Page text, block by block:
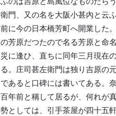
衛門、又の名を大阪小甚內と云
前に今の日本橋芳町へ開業した
の芳原だつたので名る芳原と命
災に逢ひ、直ちに同年三月現在
る。庄司甚左衛門は独り吉原の
であると口碑には書いてある。
百年前と稱して居るが、何れが
勢としては、引手茶屋が四十五